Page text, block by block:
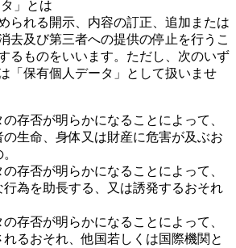
」とは
られる開示、内容の訂正、追加または
去及び第三者への提供の停止を行うこ
るものをいいます。ただし、次のいず
「保有個人データ」として扱いませ
存否が明らかになることによって、
生命、身体又は財産に危害が及ぶお
存否が明らかになることによって、
為を助長する、又は誘発するおそれ
存否が明らかになることによって、
れるおそれ、他国若しくは国際機関と